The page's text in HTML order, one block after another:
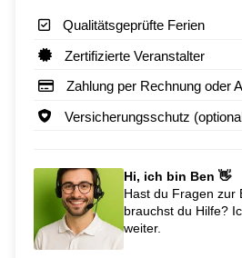
Qualitätsgeprüfte Ferien
Zertifizierte Veranstalter
Zahlung per Rechnung oder
Versicherungsschutz
Hi, ich bin Ben 👋
Hast du Fragen zur
brauchst du Hilfe?
weiter.